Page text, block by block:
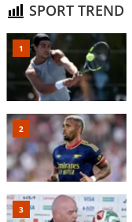
SPORT TREND